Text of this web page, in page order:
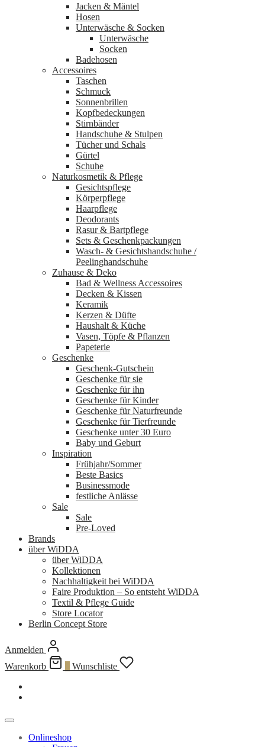
Jacken & Mäntel
Hosen
Unterwäsche & Socken
Unterwäsche
Socken
Badehosen
Accessoires
Taschen
Schmuck
Sonnenbrillen
Kopfbedeckungen
Stirnbänder
Handschuhe & Stulpen
Tücher und Schals
Gürtel
Schuhe
Naturkosmetik & Pflege
Gesichtspflege
Körperpflege
Haarpflege
Deodorants
Rasur & Bartpflege
Sets & Geschenkpackungen
Wasch‑ & Gesichtshandschuhe /
Peelinghandschuhe
Zuhause & Deko
Bad & Wellness Accessoires
Decken & Kissen
Keramik
Kerzen & Düfte
Haushalt & Küche
Vasen, Töpfe & Pflanzen
Papeterie
Geschenke
Geschenk-Gutschein
Geschenke für sie
Geschenke für ihn
Geschenke für Kinder
Geschenke für Naturfreunde
Geschenke für Tierfreunde
Geschenke unter 30 Euro
Baby und Geburt
Inspiration
Frühjahr/Sommer
Beste Basics
Businessmode
festliche Anlässe
Sale
Sale
Pre-Loved
Brands
über WiDDA
über WiDDA
Kollektionen
Nachhaltigkeit bei WiDDA
Faire Produktion – So entsteht WiDDA
Textil & Pflege Guide
Store Locator
Berlin Concept Store
Anmelden
Warenkorb
Wunschliste
Onlineshop